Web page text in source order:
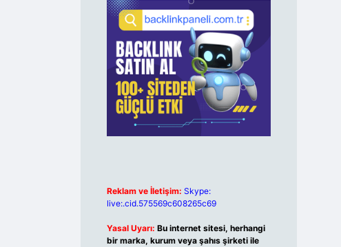
Reklam ve İletişim: Skype:
live:.cid.575569c608265c69
Yasal Uyarı: Bu internet sitesi, herhangi
bir marka, kurum veya şahıs şirketi ile